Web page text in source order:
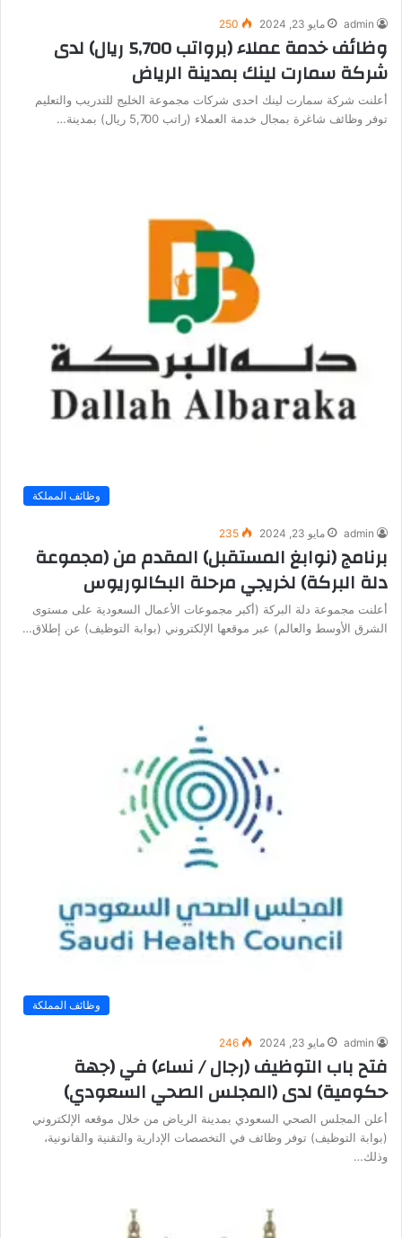
admin مايو 23, 2024 250
وظائف خدمة عملاء (برواتب 5,700 ريال) لدى
شركة سمارت لينك بمدينة الرياض
أعلنت شركة سمارت لينك احدى شركات مجموعة الخليج للتدريب والتعليم
توفر وظائف شاغرة بمجال خدمة العملاء (راتب 5,700 ريال) بمدينة…
وظائف المملكة
admin مايو 23, 2024 235
برنامج (نوابغ المستقبل) المقدم من (مجموعة
دلة البركة) لخريجي مرحلة البكالوريوس
أعلنت مجموعة دلة البركة (أكبر مجموعات الأعمال السعودية على مستوى
الشرق الأوسط والعالم) عبر موقعها الإلكتروني (بوابة التوظيف) عن إطلاق…
وظائف المملكة
admin مايو 23, 2024 246
فتح باب التوظيف (رجال / نساء) في (جهة
حكومية) لدى (المجلس الصحي السعودي)
أعلن المجلس الصحي السعودي بمدينة الرياض من خلال موقعه الإلكتروني
(بوابة التوظيف) توفر وظائف في التخصصات الإدارية والتقنية والقانونية،
وذلك…